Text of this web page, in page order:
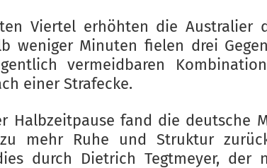
Viertel erhöhten die Australier
weniger Minuten fielen drei
vermeidbaren
einer Strafecke.
Halbzeitpause fand die deutsche
mehr Ruhe und Struktur
durch Dietrich Tegtmeyer, der